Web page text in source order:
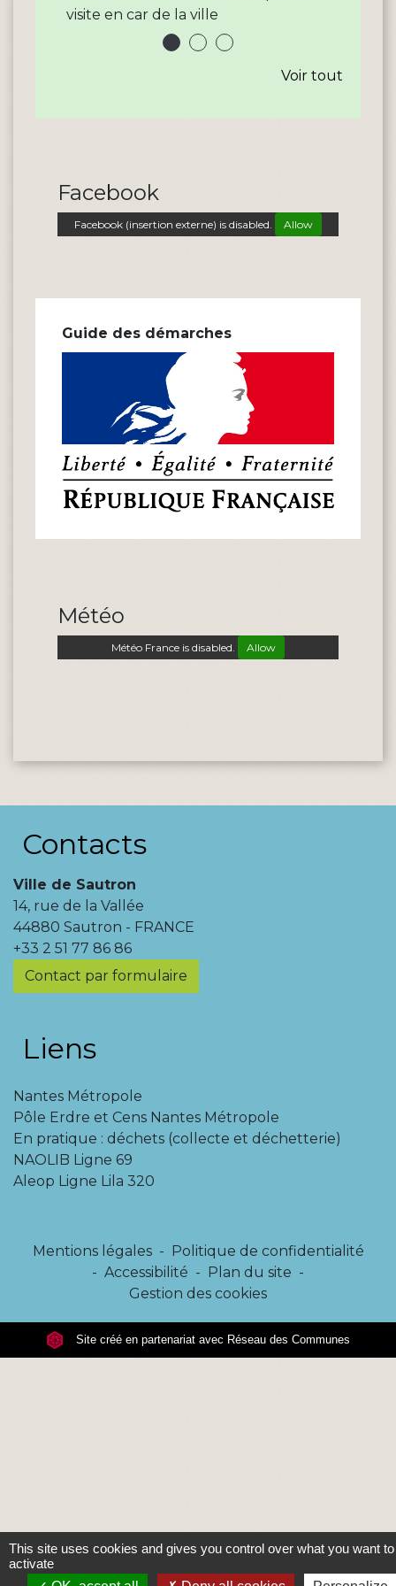
Voir tout
Facebook
Facebook (insertion externe) is disabled. Allow
Guide des démarches
Météo
Météo France is disabled. Allow
Contacts
Ville de Sautron
14, rue de la Vallée
44880 Sautron - FRANCE
+33 2 51 77 86 86
Contact par formulaire
Liens
Nantes Métropole
Pôle Erdre et Cens Nantes Métropole
En pratique : déchets (collecte et déchetterie)
NAOLIB Ligne 69
Aleop Ligne Lila 320
Mentions légales - Politique de confidentialité
- Accessibilité - Plan du site -
Gestion des cookies
Site créé en partenariat avec Réseau des Communes
This site uses cookies and gives you control over what you want to
activate